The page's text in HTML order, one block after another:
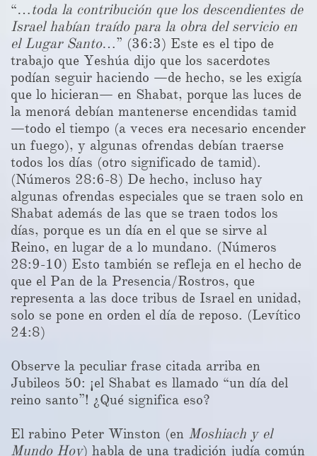
“…toda la contribución que los descendientes de
Israel habían traído para la obra del servicio en
el Lugar Santo…” (36:3) Este es el tipo de
trabajo que Yeshúa dijo que los sacerdotes
podían seguir haciendo —de hecho, se les exigía
que lo hicieran— en Shabat, porque las luces de
la menorá debían mantenerse encendidas tamid
—todo el tiempo (a veces era necesario encender
un fuego), y algunas ofrendas debían traerse
todos los días (otro significado de tamid).
(Números 28:6-8) De hecho, incluso hay
algunas ofrendas especiales que se traen solo en
Shabat además de las que se traen todos los
días, porque es un día en el que se sirve al
Reino, en lugar de a lo mundano. (Números
28:9-10) Esto también se refleja en el hecho de
que el Pan de la Presencia/Rostros, que
representa a las doce tribus de Israel en unidad,
solo se pone en orden el día de reposo. (Levítico
24:8)
Observe la peculiar frase citada arriba en
Jubileos 50: ¡el Shabat es llamado “un día del
reino santo”! ¿Qué significa eso?
El rabino Peter Winston (en Moshiach y el
Mundo Hoy) habla de una tradición judía común